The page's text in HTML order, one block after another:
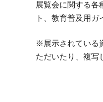
展覧会に関する各
ト、教育普及用
※展示されている
ただいたり、複写